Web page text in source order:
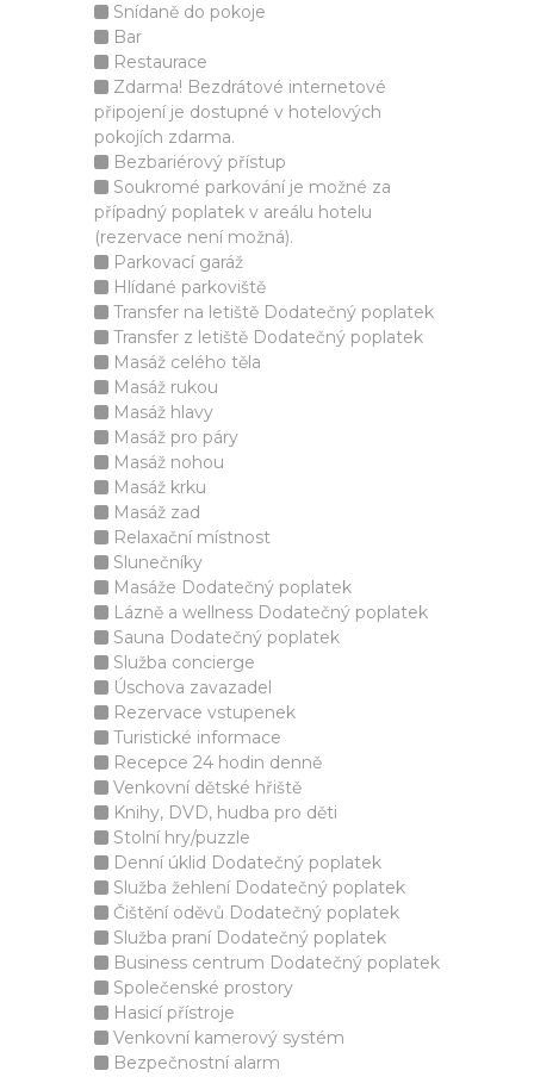
Snídaně do pokoje
Bar
Restaurace
Zdarma! Bezdrátové internetové
připojení je dostupné v hotelových
pokojích zdarma.
Bezbariérový přístup
Soukromé parkování je možné za
případný poplatek v areálu hotelu
(rezervace není možná).
Parkovací garáž
Hlídané parkoviště
Transfer na letiště Dodatečný poplatek
Transfer z letiště Dodatečný poplatek
Masáž celého těla
Masáž rukou
Masáž hlavy
Masáž pro páry
Masáž nohou
Masáž krku
Masáž zad
Relaxační místnost
Slunečníky
Masáže Dodatečný poplatek
Lázně a wellness Dodatečný poplatek
Sauna Dodatečný poplatek
Služba concierge
Úschova zavazadel
Rezervace vstupenek
Turistické informace
Recepce 24 hodin denně
Venkovní dětské hřiště
Knihy, DVD, hudba pro děti
Stolní hry/puzzle
Denní úklid Dodatečný poplatek
Služba žehlení Dodatečný poplatek
Čištění oděvů Dodatečný poplatek
Služba praní Dodatečný poplatek
Business centrum Dodatečný poplatek
Společenské prostory
Hasicí přístroje
Venkovní kamerový systém
Bezpečnostní alarm